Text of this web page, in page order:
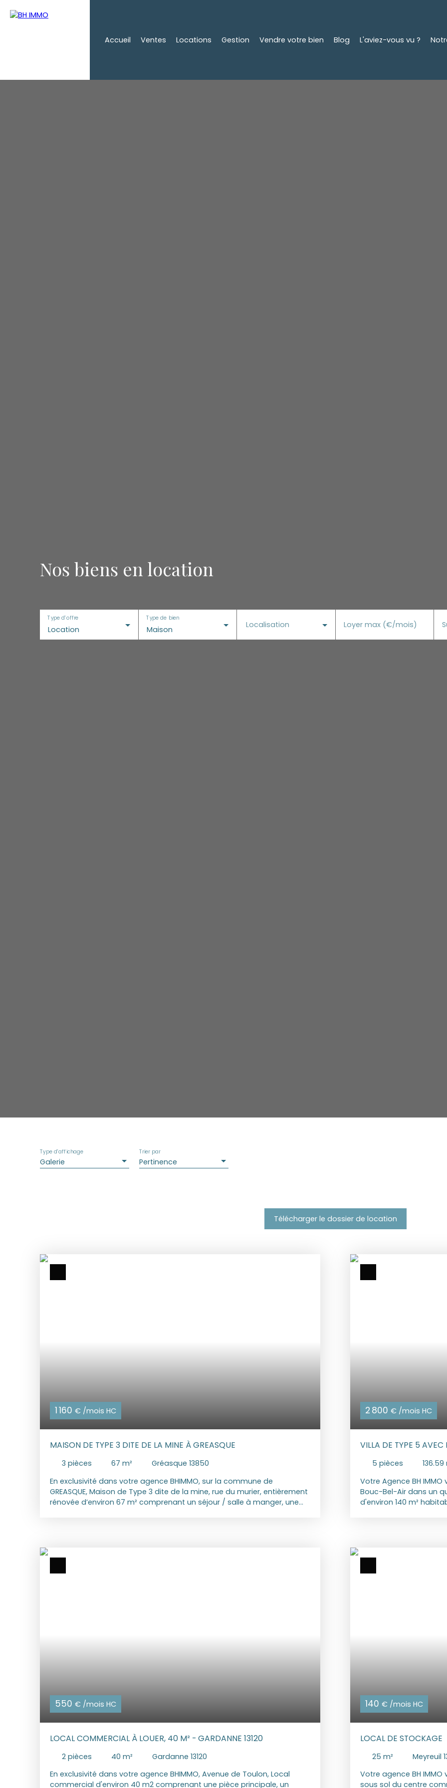
Accueil Ventes Locations Gestion Vendre votre bien Blog L'aviez-vous vu ?
Nos biens en location
Location
Type d'offre
Maison
Type de bien
Localisation Loyer max (€/mois)
Galerie
Type d'affichage
Pertinence
Trier par
Télécharger le dossier de location
1 160 € /mois HC
MAISON DE TYPE 3 DITE DE LA MINE À GREASQUE
3 pièces 67 m²
Gréasque 13850
En exclusivité dans votre agence BHIMMO, sur la commune de
GREASQUE, Maison de Type 3 dite de la mine, rue du murier, entièrement
rénovée d’environ 67 m² comprenant un séjour / salle à manger, une
2 800 € /mois HC
VILLA DE TYPE 5 AVEC
5 pièces 136.59
Votre Agence BH
Bouc-Bel-Air dans un
d'environ 140 m²
DISPONIBILITE : 01 Aout
550 € /mois HC
LOCAL COMMERCIAL À LOUER, 40 M² - GARDANNE 13120
2 pièces 40 m²
Gardanne 13120
En exclusivité dans votre agence BHIMMO, Avenue de Toulon, Local
commercial d'environ 40 m2 comprenant une pièce principale, un
140 € /mois HC
LOCAL DE STOCKAGE
25 m²
Meyreuil
Votre agence BH
sous sol du centre